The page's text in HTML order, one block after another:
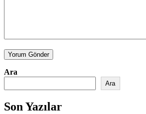
Yorum Gönder
Ara
Ara
Son Yazılar